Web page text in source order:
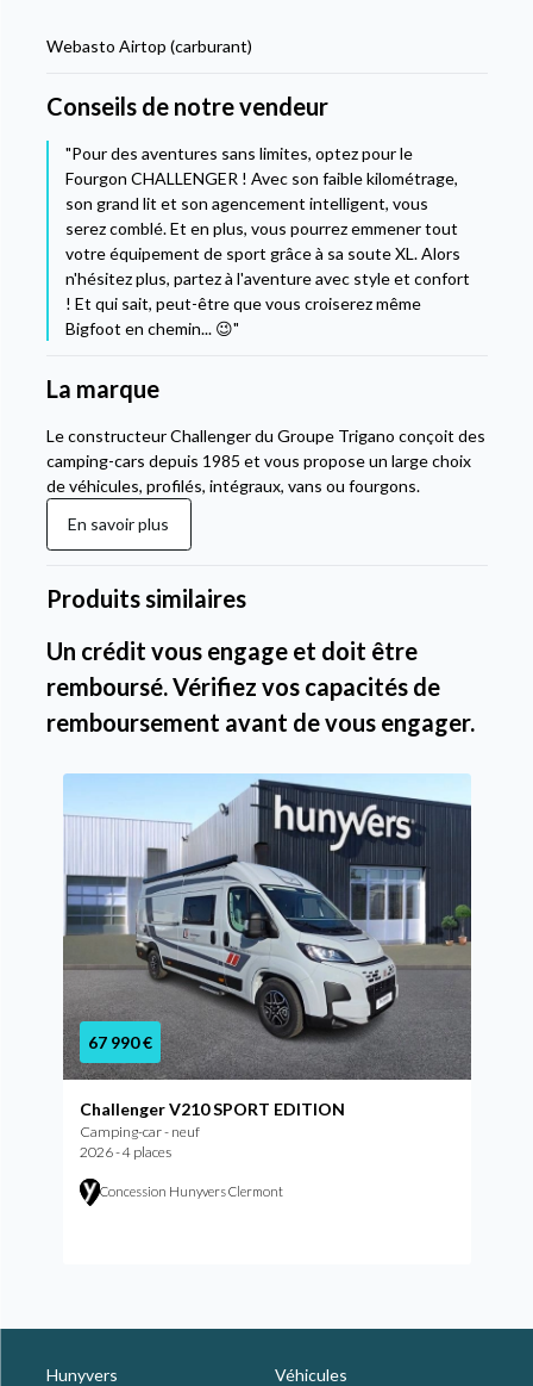
Webasto Airtop (carburant)
Conseils de notre vendeur
"Pour des aventures sans limites, optez pour le
Fourgon CHALLENGER ! Avec son faible kilométrage,
son grand lit et son agencement intelligent, vous
serez comblé. Et en plus, vous pourrez emmener tout
votre équipement de sport grâce à sa soute XL. Alors
n'hésitez plus, partez à l'aventure avec style et confort
! Et qui sait, peut-être que vous croiserez même
Bigfoot en chemin... 😉"
La marque
Le constructeur Challenger du Groupe Trigano conçoit des
camping-cars depuis 1985 et vous propose un large choix
de véhicules, profilés, intégraux, vans ou fourgons.
En savoir plus
Produits similaires
Un crédit vous engage et doit être
remboursé. Vérifiez vos capacités de
remboursement avant de vous engager.
67 990 €
Challenger V210 SPORT EDITION
Camping-car - neuf
2026 - 4 places
Concession Hunyvers Clermont
Hunyvers
Véhicules